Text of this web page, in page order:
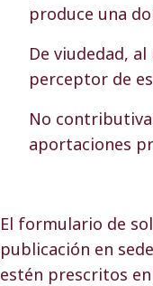
produce una
De viudedad,
perceptor de
No
aportaciones
El formulario de
publicación en
estén prescritos